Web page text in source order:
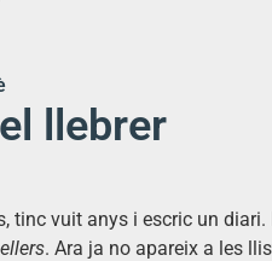
llebrer
tinc vuit anys i escric un
. Ara ja no apareix a les